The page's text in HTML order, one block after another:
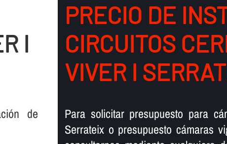
I
de
PRECIO DE
CIRCUITOS
VIVER I
Para solicitar presupuesto para
Serrateix o presupuesto cámaras